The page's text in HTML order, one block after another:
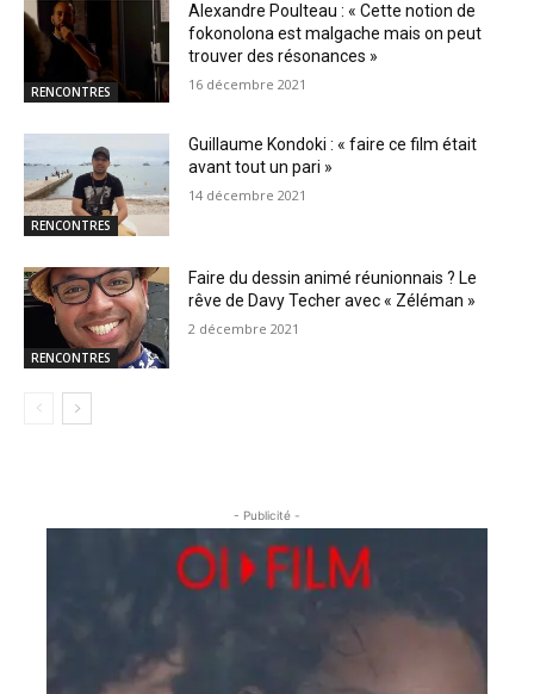
RENCONTRES
Alexandre Poulteau : « Cette notion de
fokonolona est malgache mais on peut
trouver des résonances »
16 décembre 2021
RENCONTRES
Guillaume Kondoki : « faire ce film était
avant tout un pari »
14 décembre 2021
RENCONTRES
Faire du dessin animé réunionnais ? Le
rêve de Davy Techer avec « Zéléman »
2 décembre 2021
- Publicité -